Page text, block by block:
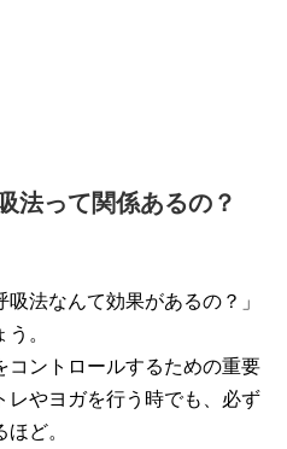
法って関係あるの？
吸法なんて効果があるの？」
。
コントロールするための重要
レやヨガを行う時でも、必ず
ど。